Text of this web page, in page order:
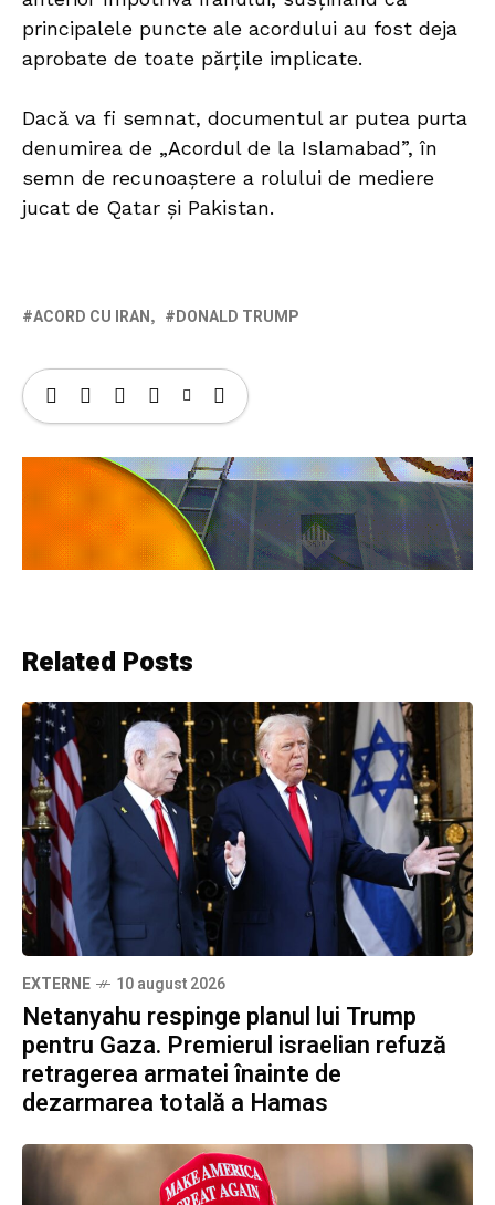
principalele puncte ale acordului au fost deja
aprobate de toate părțile implicate.
Dacă va fi semnat, documentul ar putea purta
denumirea de „Acordul de la Islamabad”, în
semn de recunoaștere a rolului de mediere
jucat de Qatar și Pakistan.
ACORD CU IRAN DONALD TRUMP
Related Posts
EXTERNE 10 august 2026
Netanyahu respinge planul lui Trump
pentru Gaza. Premierul israelian refuză
retragerea armatei înainte de
dezarmarea totală a Hamas